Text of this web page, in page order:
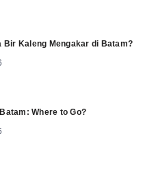
Bir Kaleng Mengakar di Batam?
Where to Go?